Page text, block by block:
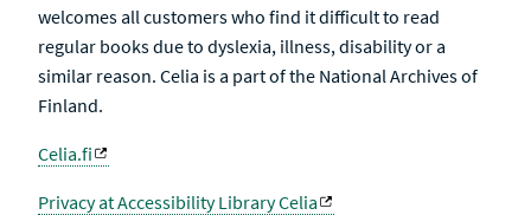
welcomes all customers who find it difficult to read
regular books due to dyslexia, illness, disability or a
similar reason. Celia is a part of the National Archives of
Finland.
Celia.fi
Privacy at Accessibility Library Celia